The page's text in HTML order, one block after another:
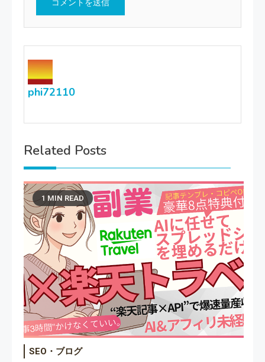
phi72110
Related Posts
1 MIN READ
SEO・ブログ